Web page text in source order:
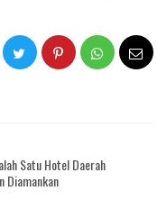
Satu Hotel Daerah
Diamankan